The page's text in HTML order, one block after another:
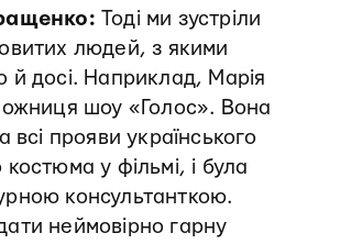
Тоді ми зустріли
людей, з якими
й досі. Наприклад, Марія
шоу «Голос». Вона
всі прояви українського
у фільмі, і була
консультанткою.
неймовірно гарну